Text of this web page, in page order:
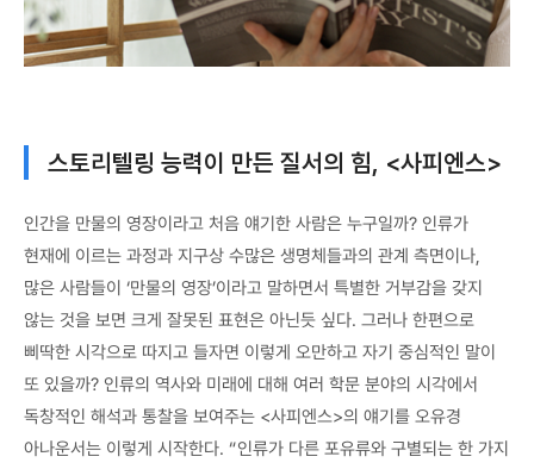
스토리텔링 능력이 만든 질서의 힘, <사피엔스>
인간을 만물의 영장이라고 처음 얘기한 사람은 누구일까? 인류가
현재에 이르는 과정과 지구상 수많은 생명체들과의 관계 측면이나,
많은 사람들이 ‘만물의 영장’이라고 말하면서 특별한 거부감을 갖지
않는 것을 보면 크게 잘못된 표현은 아닌듯 싶다. 그러나 한편으로
삐딱한 시각으로 따지고 들자면 이렇게 오만하고 자기 중심적인 말이
또 있을까? 인류의 역사와 미래에 대해 여러 학문 분야의 시각에서
독창적인 해석과 통찰을 보여주는 <사피엔스>의 얘기를 오유경
아나운서는 이렇게 시작한다. “인류가 다른 포유류와 구별되는 한 가지